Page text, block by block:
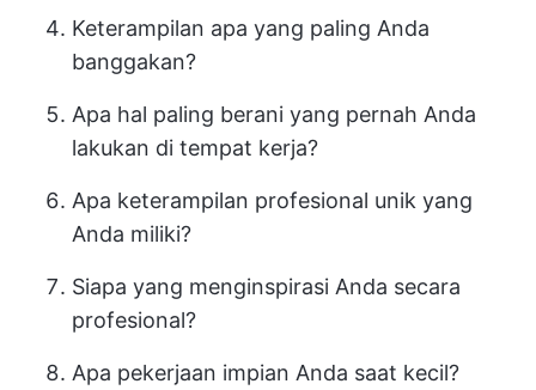
Keterampilan apa yang paling Anda
banggakan?
Apa hal paling berani yang pernah Anda
lakukan di tempat kerja?
Apa keterampilan profesional unik yang
Anda miliki?
Siapa yang menginspirasi Anda secara
profesional?
Apa pekerjaan impian Anda saat kecil?